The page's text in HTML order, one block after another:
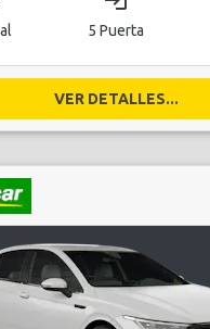
5 Puerta
VER DETALLES...